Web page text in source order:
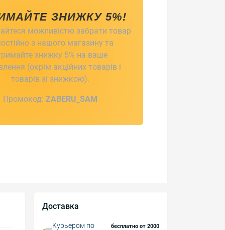
ЗНИЖКУ 5%!
можливістю забрати товар
з нашого магазину та
знижку 5% на ваше
(окрім акційних товарів і
товарів зі знижкою).
Промокод: ZABERU_SAM
Доставка
Курьером по
бесплатно от 2000